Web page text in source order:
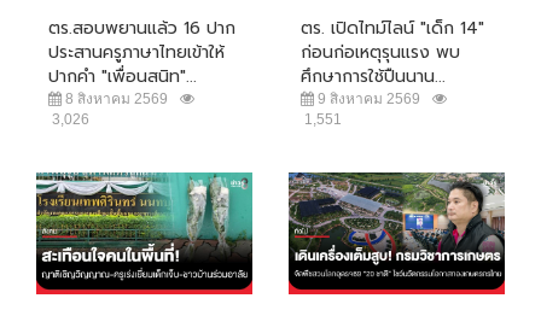
ตร.สอบพยานแล้ว 16 ปาก
ประสานครูภาษาไทยเข้าให้
ปากคำ "เพื่อนสนิท"...
8 สิงหาคม 2569
3,026
ตร. เปิดไทม์ไลน์ "เด็ก 14"
ก่อนก่อเหตุรุนแรง พบ
ศึกษาการใช้ปืนนาน...
9 สิงหาคม 2569
1,551